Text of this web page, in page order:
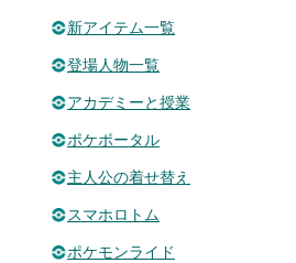
新アイテム一覧
登場人物一覧
アカデミーと授業
ポケポータル
主人公の着せ替え
スマホロトム
ポケモンライド